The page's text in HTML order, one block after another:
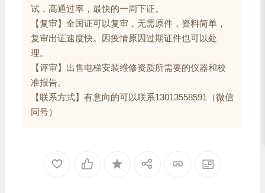
试，高通过率，最快的一周下证。
【复审】全国证可以复审，无需原件，资料简单，
复审出证速度快。因疫情原因过期证件也可以处
理。
【评审】出售电梯安装维修资质所需要的仪器和校
准报告。
【联系方式】有意向的可以联系13013558591（微信
同号）